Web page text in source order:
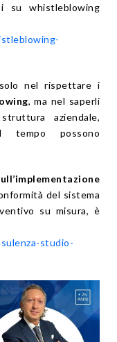
su whistleblowing
nel rispettare i
, ma nel saperli
aziendale,
tempo possono
del sistema
su misura, è
studio-